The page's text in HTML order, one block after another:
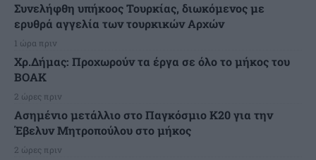
Συνελήφθη υπήκοος Τουρκίας, διωκόμενος με
ερυθρά αγγελία των τουρκικών Αρχών
1 ώρα πριν
Χρ.Δήμας: Προχωρούν τα έργα σε όλο το μήκος του
ΒΟΑΚ
2 ώρες πριν
Ασημένιο μετάλλιο στο Παγκόσμιο Κ20 για την
Έβελυν Μητροπούλου στο μήκος
2 ώρες πριν